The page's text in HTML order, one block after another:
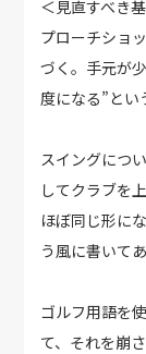
＜見直すべき
プローチショ
づく。手元が
度になる”とい
スイングにつ
してクラブを
ほぼ同じ形に
う風に書いてあ
ゴルフ用語を
て、それを崩